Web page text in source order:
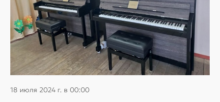
18 июля 2024 г. в 00:00